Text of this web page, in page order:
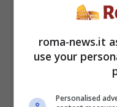
campionato e
contro lo
legamento
sinistro,
roma-news.it
use your
Personalised